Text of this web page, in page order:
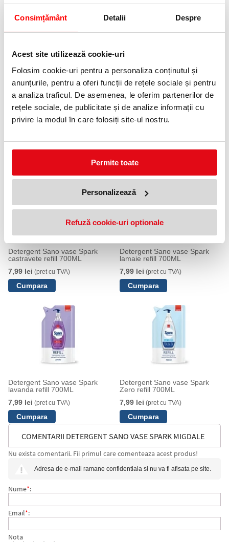
Consimțământ Detalii Despre
Acest site utilizează cookie-uri
Folosim cookie-uri pentru a personaliza conținutul și
anunțurile, pentru a oferi funcții de rețele sociale și pentru
a analiza traficul. De asemenea, le oferim partenerilor de
rețele sociale, de publicitate și de analize informații cu
privire la modul în care folosiți site-ul nostru.
Permite toate
Personalizează
Refuză cookie-uri optionale
extrem de economic și eficient. Parfumurile proaspete și plăcute
de castravete, lămâie, lavandă și migdale îți vor oferi o experiență
plăcută în timpul spălării.
Cum să folosești
Adaugă o cantitate mică de detergent Sano Spark pe un burete
umed sau direct pe vase. Spală vasele și clătește-le cu apă.
Datorită concentrației ridicate, doar o cantitate mică de detergent
este suficientă pentru spălarea unei cantități mari de vase și
Detergentul este disponibil în ambalaje refill de 700 ml, fiind atât
economic, cât și prietenos cu mediul.
PRODUSE SIMILARE
Detergent Sano vase Spark
castravete refill 700ML
7,99 lei (pret cu TVA)
Detergent Sano vase Spark
lamaie refill 700ML
7,99 lei (pret cu TVA)
Detergent Sano vase Spark
lavanda refill 700ML
7,99 lei (pret cu TVA)
Detergent Sano vase Spark
Zero refill 700ML
7,99 lei (pret cu TVA)
COMENTARII DETERGENT SANO VASE SPARK MIGDALE
Nu exista comentarii. Fii primul care comenteaza acest produs!
Adresa de e-mail ramane confidentiala si nu va fi afisata pe site.
Nume*:
Email*:
Nota